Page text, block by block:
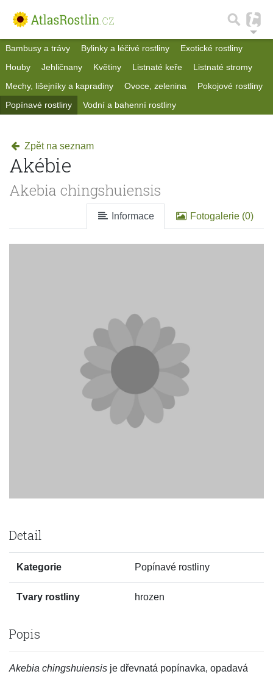
Bambusy a trávy Bylinky a léčivé rostliny
Exotické rostliny
Houby
Jehličnany Květiny Listnaté keře
Listnaté stromy
Mechy, lišejníky a kapradiny
Ovoce, zelenina
Pokojové rostliny
Popínavé rostliny
Vodní a bahenní rostliny
Zpět na seznam
Akébie
Akebia chingshuiensis
Informace Fotogalerie (0)
Detail
Kategorie Popínavé rostliny
Tvary rostliny hrozen
Popis
Akebia chingshuiensis je dřevnatá popínavka, opadavá